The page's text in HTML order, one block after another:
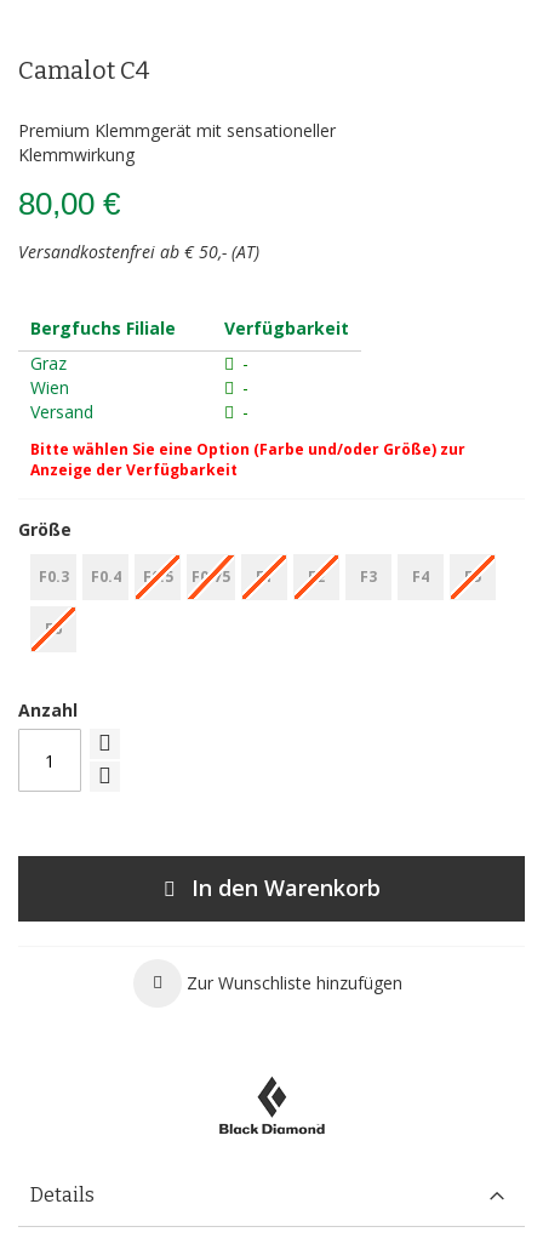
der
Camalot C4
Premium Klemmgerät mit sensationeller
Klemmwirkung
80,00 €
Versandkostenfrei ab € 50,- (AT)
Bergfuchs Filiale
Verfügbarkeit
Graz
-
Wien
-
Versand
-
Bitte wählen Sie eine Option (Farbe und/oder Größe) zur
Anzeige der Verfügbarkeit
Größe
F0.3 F0.4 F0.5 F0.75 F1 F2 F3 F4 F5
F6
Anzahl
In den Warenkorb
Zur Wunschliste hinzufügen
Details